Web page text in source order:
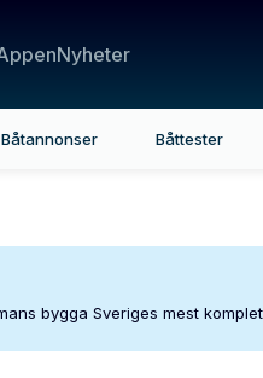
Nyheter
Båtannonser Båttester
bygga Sveriges mest